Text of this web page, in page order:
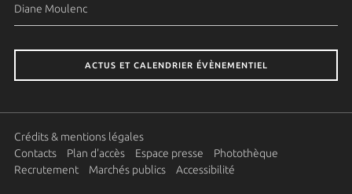
Diane Moulenc
ACTUS ET CALENDRIER ÉVÈNEMENTIEL
Crédits & mentions légales
Contacts
Plan d'accès Espace presse
Photothèque
Recrutement
Marchés publics Accessibilité